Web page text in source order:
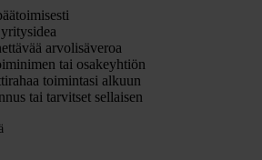
arvolisäveroa
tai osakeyhtiön
toimintasi alkuun
tai tarvitset sellaisen